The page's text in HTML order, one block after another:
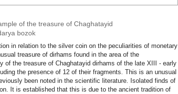
of the treasure of Chaghatayid
bozok
in relation to the silver coin on the peculiarities of monetary
treasure of dirhams found in the area of the
of the treasure of Chaghatayid dirhams of the late XIII - early
the presence of 12 of their fragments. This is an unusual
been noted in the scientific literature. Isolated finds of
It is established that this is due to the ancient tradition of